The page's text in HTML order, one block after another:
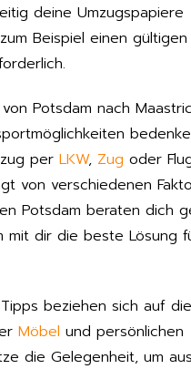
deine Umzugspapiere
Beispiel einen
Potsdam nach
per LKW, Zug oder
von verschiedenen
Potsdam beraten dich
mit dir die beste Lösung
beziehen sich auf die
Möbel und persönlichen
die Gelegenheit, um